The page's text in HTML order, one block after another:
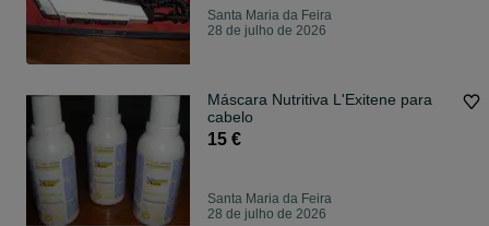
Santa Maria da Feira
28 de julho de 2026
Máscara Nutritiva L'Exitene para
cabelo
15 €
Santa Maria da Feira
28 de julho de 2026